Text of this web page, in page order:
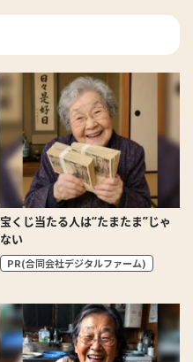
宝くじ当たる人は“たまたま”じゃ
ない
PR(合同会社デジタルファーム)